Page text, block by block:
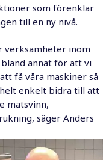
som förenklar
till en ny nivå.
verksamheter inom
annat för att vi
få våra maskiner så
enkelt bidra till att
matsvinn,
säger Anders